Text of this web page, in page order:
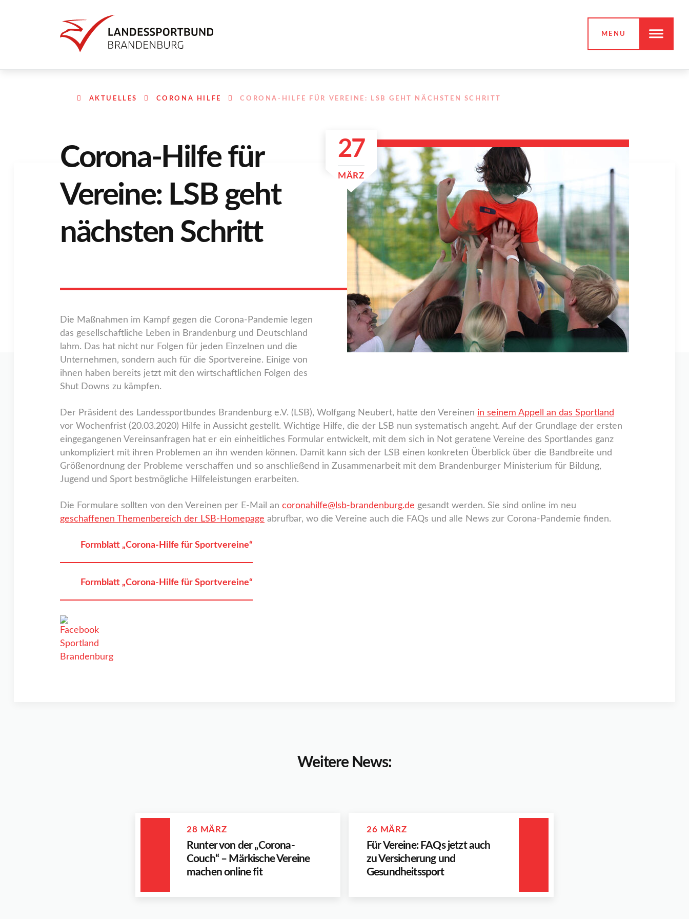
MENU
AKTUELLES CORONA HILFE CORONA-HILFE FÜR VEREINE: LSB GEHT NÄCHSTEN SCHRITT
27
MÄRZ
Corona-Hilfe für
Vereine: LSB geht
nächsten Schritt
Die Maßnahmen im Kampf gegen die Corona-Pandemie legen
das gesellschaftliche Leben in Brandenburg und Deutschland
lahm. Das hat nicht nur Folgen für jeden Einzelnen und die
Unternehmen, sondern auch für die Sportvereine. Einige von
ihnen haben bereits jetzt mit den wirtschaftlichen Folgen des
Shut Downs zu kämpfen.
Der Präsident des Landessportbundes Brandenburg e.V. (LSB), Wolfgang Neubert, hatte den Vereinen in seinem Appell an das Sportland
vor Wochenfrist (20.03.2020) Hilfe in Aussicht gestellt. Wichtige Hilfe, die der LSB nun systematisch angeht. Auf der Grundlage der ersten
eingegangenen Vereinsanfragen hat er ein einheitliches Formular entwickelt, mit dem sich in Not geratene Vereine des Sportlandes ganz
unkompliziert mit ihren Problemen an ihn wenden können. Damit kann sich der LSB einen konkreten Überblick über die Bandbreite und
Größenordnung der Probleme verschaffen und so anschließend in Zusammenarbeit mit dem Brandenburger Ministerium für Bildung,
Jugend und Sport bestmögliche Hilfeleistungen erarbeiten.
Die Formulare sollten von den Vereinen per E-Mail an coronahilfe@lsb-brandenburg.de gesandt werden. Sie sind online im neu
geschaffenen Themenbereich der LSB-Homepage abrufbar, wo die Vereine auch die FAQs und alle News zur Corona-Pandemie finden.
Formblatt „Corona-Hilfe für Sportvereine“
Formblatt „Corona-Hilfe für Sportvereine“
Weitere News:
28 MÄRZ
Runter von der „Corona-
Couch“ – Märkische Vereine
machen online fit
26 MÄRZ
Für Vereine: FAQs jetzt auch
zu Versicherung und
Gesundheitssport